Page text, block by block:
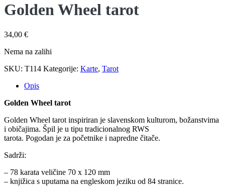
Golden Wheel tarot
34,00 €
Nema na zalihi
SKU: T114 Kategorije: Karte, Tarot
Opis
Golden Wheel tarot
Golden Wheel tarot inspiriran je slavenskom kulturom, božanstvima
i običajima. Špil je u tipu tradicionalnog RWS
tarota. Pogodan je za početnike i napredne čitače.
Sadrži:
– 78 karata veličine 70 x 120 mm
– knjižica s uputama na engleskom jeziku od 84 stranice.